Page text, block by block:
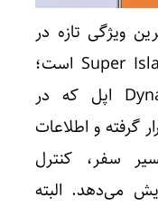
ویژگی تازه در
HyperOS 3 قابلیتی با نام Super Island است؛
رویکردی مشابه Dynamic Island اپل که در
گرفته و اطلاعات
سفر، کنترل
می‌دهد. البته